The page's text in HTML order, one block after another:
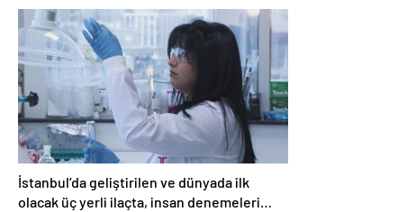
kızamığa
yakalanıyor
problemlerden biri
İstanbul’da geliştirilen ve dünyada ilk
olacak üç yerli ilaçta, insan denemeleri